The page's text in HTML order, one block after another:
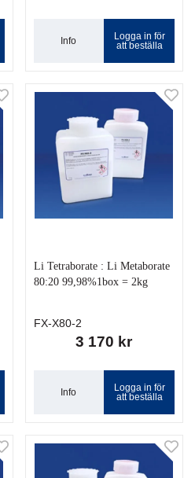
Info
Logga in för
att beställa
Li Tetraborate : Li Metaborate
80:20 99,98%1box = 2kg
FX-X80-2
3 170 kr
Info
Logga in för
att beställa